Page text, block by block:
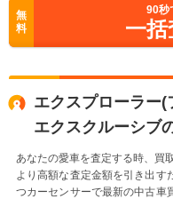
無
料
90秒
一括
エクスプローラー(
エクスクルーシブ
あなたの愛車を査定する時、買
より高額な査定金額を引き出す
つカーセンサーで最新の中古車